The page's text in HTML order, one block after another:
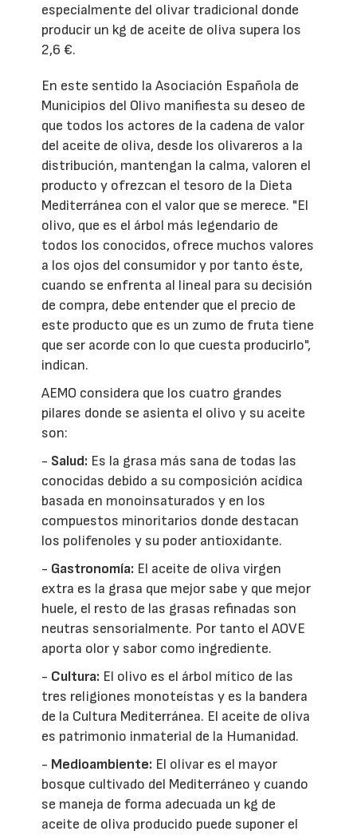
especialmente del olivar tradicional donde
producir un kg de aceite de oliva supera los
2,6 €.
En este sentido la Asociación Española de
Municipios del Olivo manifiesta su deseo de
que todos los actores de la cadena de valor
del aceite de oliva, desde los olivareros a la
distribución, mantengan la calma, valoren el
producto y ofrezcan el tesoro de la Dieta
Mediterránea con el valor que se merece. "El
olivo, que es el árbol más legendario de
todos los conocidos, ofrece muchos valores
a los ojos del consumidor y por tanto éste,
cuando se enfrenta al lineal para su decisión
de compra, debe entender que el precio de
este producto que es un zumo de fruta tiene
que ser acorde con lo que cuesta producirlo",
indican.
AEMO considera que los cuatro grandes
pilares donde se asienta el olivo y su aceite
son:
- Salud: Es la grasa más sana de todas las
conocidas debido a su composición acídica
basada en monoinsaturados y en los
compuestos minoritarios donde destacan
los polifenoles y su poder antioxidante.
- Gastronomía: El aceite de oliva virgen
extra es la grasa que mejor sabe y que mejor
huele, el resto de las grasas refinadas son
neutras sensorialmente. Por tanto el AOVE
aporta olor y sabor como ingrediente.
- Cultura: El olivo es el árbol mítico de las
tres religiones monoteístas y es la bandera
de la Cultura Mediterránea. El aceite de oliva
es patrimonio inmaterial de la Humanidad.
- Medioambiente: El olivar es el mayor
bosque cultivado del Mediterráneo y cuando
se maneja de forma adecuada un kg de
aceite de oliva producido puede suponer el